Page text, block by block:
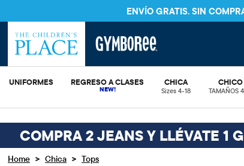
ENVÍO GRATIS. SIN
UNIFORMES REGRESO A CLASES CHICA
Sizes 4-18
CHICO
TAMAÑOS
COMPRA 2 JEANS Y LLÉVATE 1
Home > Chica > Tops